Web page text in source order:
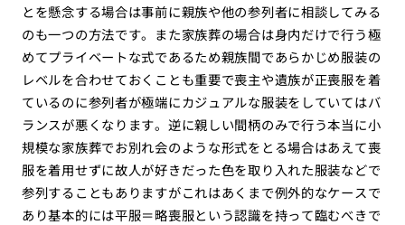
とを懸念する場合は事前に親族や他の参列者に相談してみる
のも一つの方法です。また家族葬の場合は身内だけで行う極
めてプライベートな式であるため親族間であらかじめ服装の
レベルを合わせておくことも重要で喪主や遺族が正喪服を着
ているのに参列者が極端にカジュアルな服装をしていてはバ
ランスが悪くなります。逆に親しい間柄のみで行う本当に小
規模な家族葬でお別れ会のような形式をとる場合はあえて喪
服を着用せずに故人が好きだった色を取り入れた服装などで
参列することもありますがこれはあくまで例外的なケースで
あり基本的には平服＝略喪服という認識を持って臨むべきで